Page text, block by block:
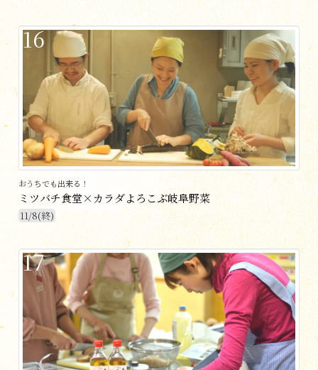
16
おうちでも出来る！
ミツバチ食堂×カラダよろこぶ岐阜野菜
11/8(終)
17